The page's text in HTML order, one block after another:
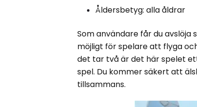
Åldersbetyg: alla åldrar
Som användare får du
möjligt för spelare att flyga
det tar två är det här spelet
spel. Du kommer säkert att
tillsammans.